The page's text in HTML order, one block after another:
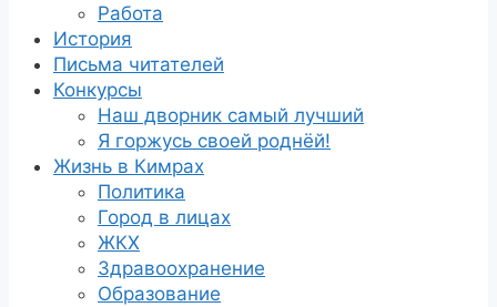
Работа
История
Письма читателей
Конкурсы
Наш дворник самый лучший
Я горжусь своей роднёй!
Жизнь в Кимрах
Политика
Город в лицах
ЖКХ
Здравоохранение
Образование